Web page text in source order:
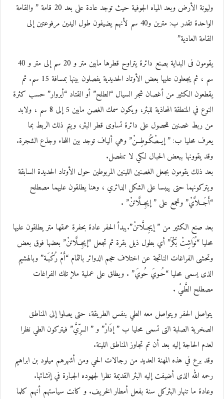
وليونة الأرض وبعد المياه الجوفية حيث توجد عادة على بعد 20 قامة ” والقامة
الواحدة تقدر ب: مترين و40 سم لأنهم يضيفون طول اليدين مرفوعتين إلى
القامة العادية”
يقومون فى البداية بصنع دائرة يتراوح قطرها مابين متر و 20 سم إلى متر و 40
سم ، ثم يجعلون عليها بعض الأوتاد الحديدية يفصلون بينها بمسافة 15 سم. ثم
يقطعون الكثير من أغصان شجر السيال “الطلح” أو القتاد “أيروار” حسب كثرة
النوع في المنطقة المحاذية للبئر، ويكون سمك الغصن مابين 5 إلى 8 سم ، ولابد
من ربط غصنين للحصول على دائرة تساوى قطر البئر، ويتم ذلك الربط بما
يعرف محليا ب: ” إيــصْكُـوطِــنْ” وهي ألياف توجد بين اللحاء وجذع الشجرة.
وقد يقوونها ببعض الحبال لكي لا تنفصل.
بعد ذلك يقومون بجعل الغصنين اللينين المربوطين حول الأوتاد الحديدة السابقة
ويتركونهما حتى ييبسا على الشكل الدائري ، وهنا يطلقون عليهما مصطلح
“أَجَــلاَّيْ” وتجمع على ” إيجِــلَّاتنْ” .
بعد صنع الكثير من ” إيجِــلَّاتنْ”.يبدأ الحفر عادة بحفرة عمقها متر يطلقون عليها
محليا “نُوَاشِتْ بَكْرَ” أي بطول ذيل بقرة ثم تجعل “إيجِــلَّاتنْ” بعضها فوق بعض
وتحشى الفراغات الناتجة عن اختلاف حجم الدوائر بالثمام “أَمْ رُكْبَـة” وبالهشيم
الذى يسمى محليا “حُـويَ حُويَ” . ويطلق على عملية ملإ تلك الفراغات
مصطلح الطَّـيْ .
يتواصل الحفر ويتواصل معه الطي بنفس الطريقة، حتى يصلوا إلى المناطق
الصخرية الصلبة التى تسمى محليا ب ” إدَارْ” و ” الــرِّيَّ” فيتركون الطي نظرا
لعدم الحاجة إليه بعد أن تم تجاوز المناطق اللينة.
وقد برع في هذه المهنة العديد من رجالات الحي ومن أشهرهم ميلود بن ابراهيم
رحمه الله الذى أضيفت إليه البئر القديمة نظرا لجهوده الجبارة في إنشائها.
وعادة ما تنهار البئركل سنة بفعل أمطار الخريف. و كانت سياستهم أنهم كلما